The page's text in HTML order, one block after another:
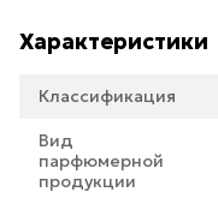
Характеристики
Классификация
Вид
парфюмерной
продукции